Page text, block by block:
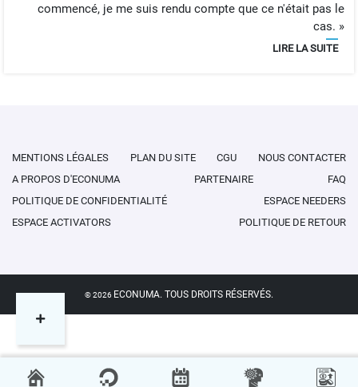
commencé, je me suis rendu compte que ce n'était pas le
cas. »
LIRE LA SUITE
MENTIONS LÉGALES PLAN DU SITE CGU
NOUS CONTACTER
A PROPOS D'ECONUMA
PARTENAIRE
FAQ
POLITIQUE DE CONFIDENTIALITÉ
ESPACE NEEDERS
ESPACE ACTIVATORS
POLITIQUE DE RETOUR
©2026 ECONUMA. TOUS DROITS RÉSERVÉS.